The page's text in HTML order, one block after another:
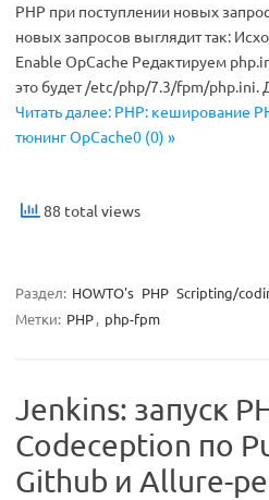
PHP при поступлении новых
новых запросов выглядит так:
Enable OpCache Редактируем
это будет /etc/php/7.3/fpm/
Читать далее: PHP: кеширование
тюнинг OpCache0 (0) »
88 total views
Раздел: HOWTO's PHP Scripting/
Метки: PHP, php-fpm
Jenkins: запуск
Codeception по
Github и Allure-